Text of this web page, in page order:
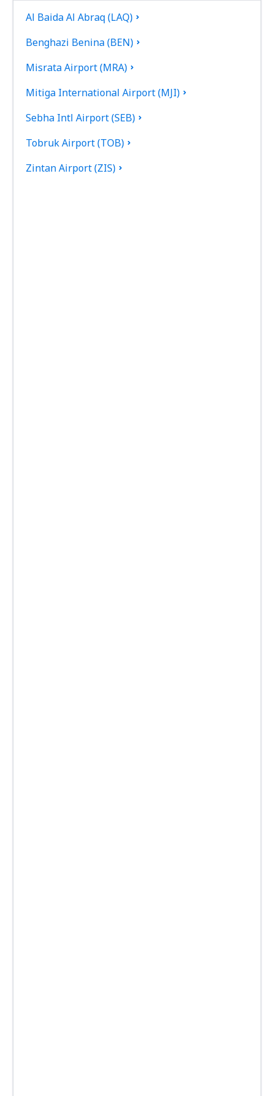
Al Baida Al Abraq (LAQ)
Benghazi Benina (BEN)
Misrata Airport (MRA)
Mitiga International Airport (MJI)
Sebha Intl Airport (SEB)
Tobruk Airport (TOB)
Zintan Airport (ZIS)